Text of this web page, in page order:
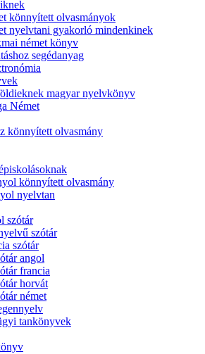
könnyített olvasmányok
nyelvtani gyakorló mindenkinek
német könyv
segédanyag
magyar nyelvkönyv
Német
könnyített olvasmány
könnyített olvasmány
nyelvtan
szótár
szótár
szótár
angol
francia
horvát
német
tankönyvek